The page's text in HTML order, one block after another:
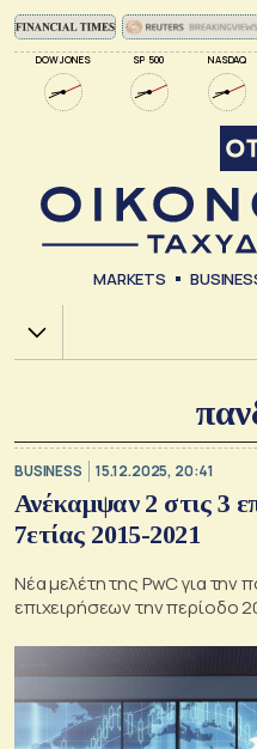
DOW JONES SP 500 NASDAQ
MARKETS
Χ.Α.
BUSINESS 15.12.2025, 20:41
Ανέκαμψαν 2 στις 3
7ετίας 2015-2021
Νέα μελέτη της PwC για την
επιχειρήσεων την περίοδο